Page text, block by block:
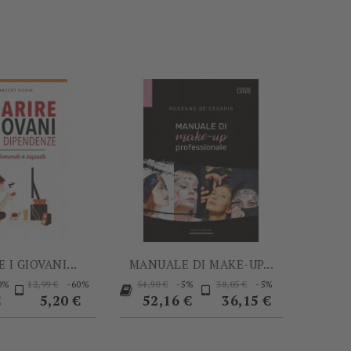
I GIOVANI...
Prezzo
base
12,99 € -60%
Prezzo
5,20 €
MANUALE DI MAKE-UP...
Prezzo
base
54,90 € -5%
Prezzo
52,16 €
Prezzo
base
38,05 € -5%
36,15 €